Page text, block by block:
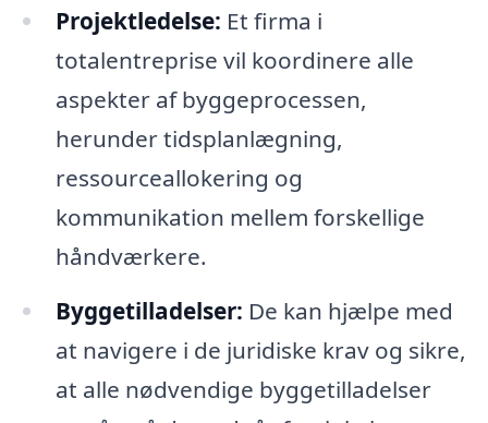
Projektledelse: Et firma i
totalentreprise vil koordinere alle
aspekter af byggeprocessen,
herunder tidsplanlægning,
ressourceallokering og
kommunikation mellem forskellige
håndværkere.
Byggetilladelser: De kan hjælpe med
at navigere i de juridiske krav og sikre,
at alle nødvendige byggetilladelser